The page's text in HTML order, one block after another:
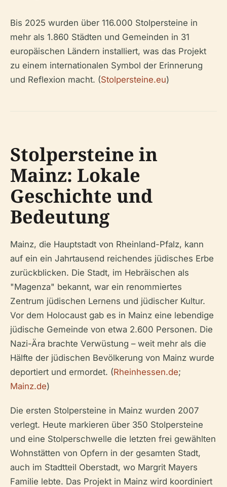
Bis 2025 wurden über 116.000 Stolpersteine in
mehr als 1.860 Städten und Gemeinden in 31
europäischen Ländern installiert, was das Projekt
zu einem internationalen Symbol der Erinnerung
und Reflexion macht. (Stolpersteine.eu)
Stolpersteine in
Mainz: Lokale
Geschichte und
Bedeutung
Mainz, die Hauptstadt von Rheinland-Pfalz, kann
auf ein ein Jahrtausend reichendes jüdisches Erbe
zurückblicken. Die Stadt, im Hebräischen als
"Magenza" bekannt, war ein renommiertes
Zentrum jüdischen Lernens und jüdischer Kultur.
Vor dem Holocaust gab es in Mainz eine lebendige
jüdische Gemeinde von etwa 2.600 Personen. Die
Nazi-Ära brachte Verwüstung – weit mehr als die
Hälfte der jüdischen Bevölkerung von Mainz wurde
deportiert und ermordet. (Rheinhessen.de;
Mainz.de)
Die ersten Stolpersteine in Mainz wurden 2007
verlegt. Heute markieren über 350 Stolpersteine
und eine Stolperschwelle die letzten frei gewählten
Wohnstätten von Opfern in der gesamten Stadt,
auch im Stadtteil Oberstadt, wo Margrit Mayers
Familie lebte. Das Projekt in Mainz wird koordiniert